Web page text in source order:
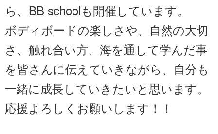
ら、BB schoolも開催しています。
ボディボードの楽しさや、自然の大切
さ、触れ合い方、海を通して学んだ事
を皆さんに伝えていきながら、自分も
一緒に成長していきたいと思います。
応援よろしくお願いします！！